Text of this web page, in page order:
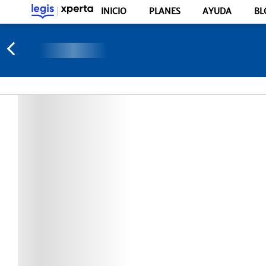
INICIO PLANES AYUDA